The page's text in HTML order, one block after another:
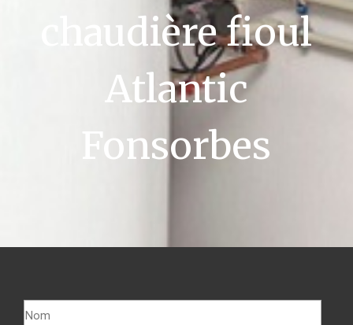
chaudière fioul
Atlantic
Fonsorbes